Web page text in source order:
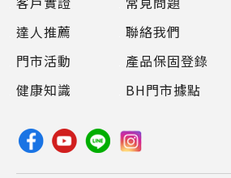
達人推薦
門市活動
健康知識
聯絡我們
產品保固登錄
BH門市據點